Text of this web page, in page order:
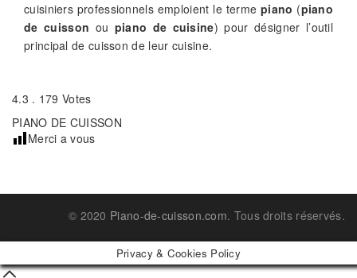
cuisiniers professionnels emploient le terme piano (piano
de cuisson ou piano de cuisine) pour désigner l’outil
principal de cuisson de leur cuisine.
4.3 . 179 Votes
PIANO DE CUISSON
Merci a vous
© 2020 Piano-de-cuisson.com. Tous droits réservés.
Privacy & Cookies Policy